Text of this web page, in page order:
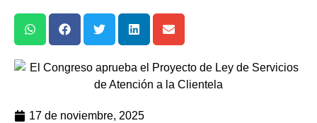
17 de noviembre, 2025